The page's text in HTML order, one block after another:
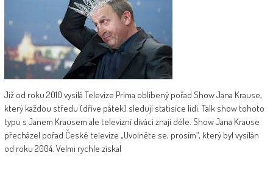
Již od roku 2010 vysílá Televize Prima oblíbený pořad Show Jana Krause,
který každou středu (dříve pátek) sledují statisíce lidí. Talk show tohoto
typu s Janem Krausem ale televizní diváci znají déle. Show Jana Krause
přecházel pořad České televize „Uvolněte se, prosím“, který byl vysílán
od roku 2004. Velmi rychle získal